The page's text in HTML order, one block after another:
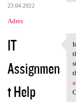
23.04.2022
Adres
IT
Assignmen
t Help
In